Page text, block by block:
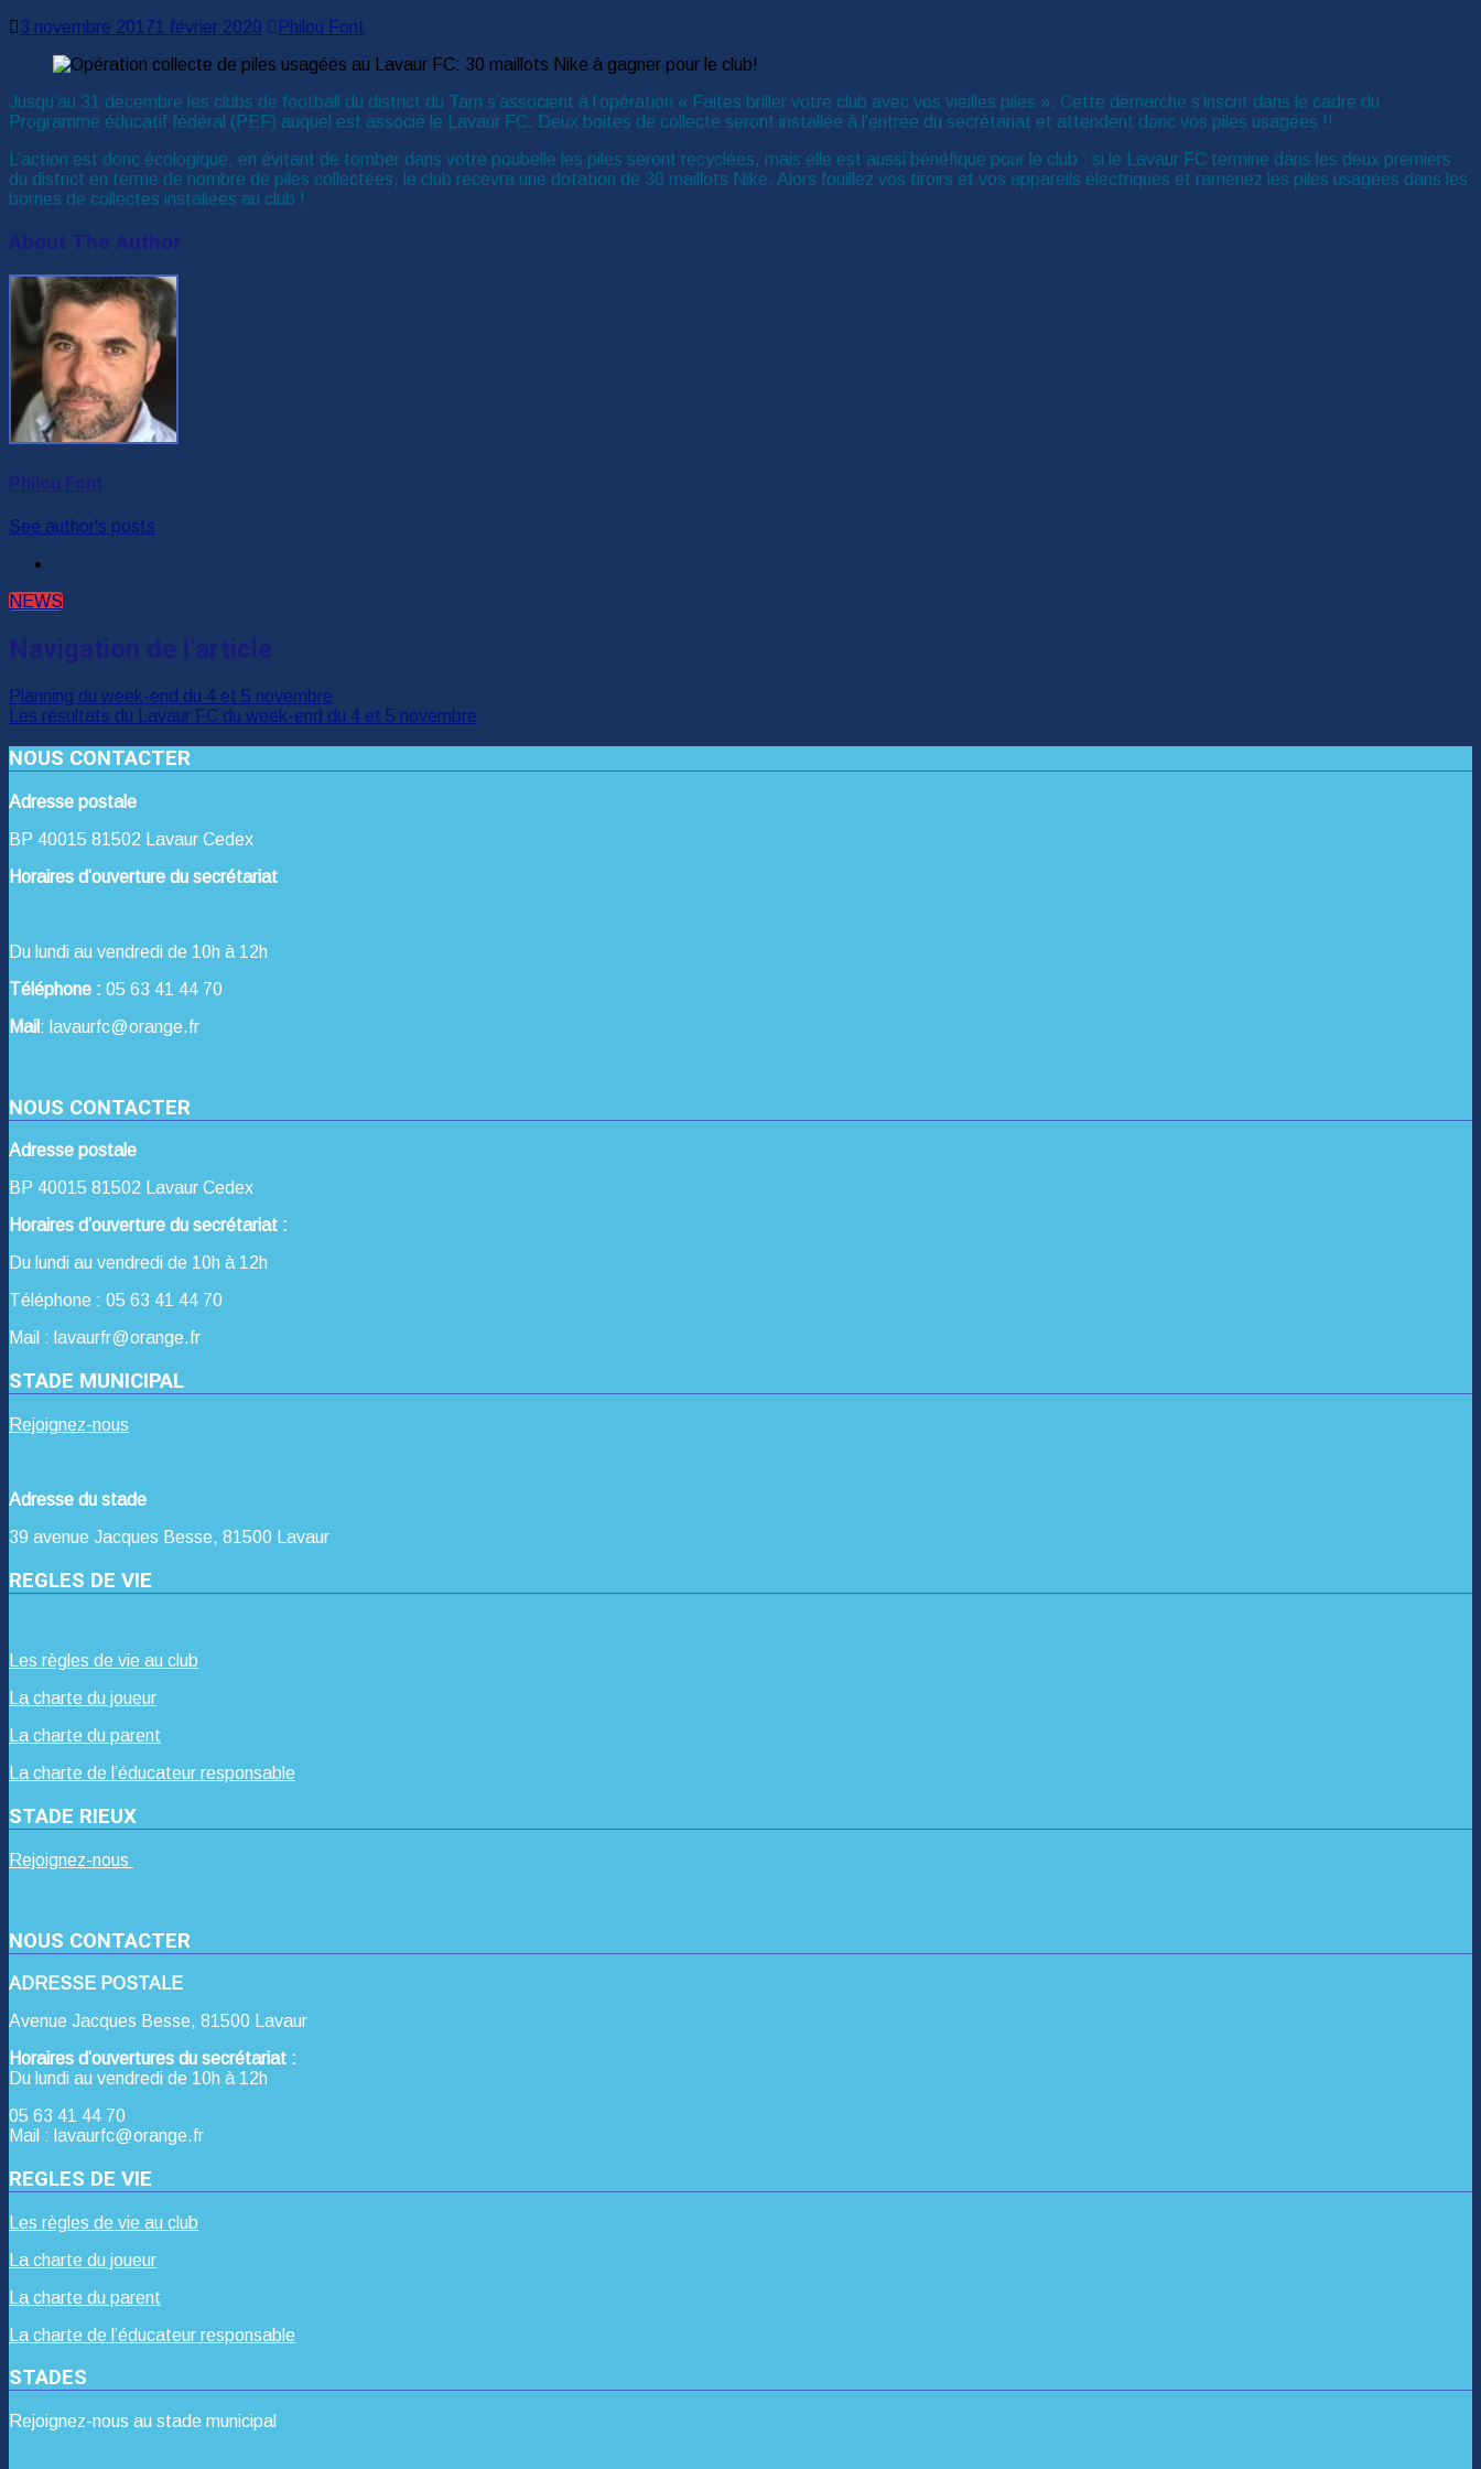
3 novembre 20171 février 2020 Philou Font
Jusqu’au 31 décembre les clubs de football du district du Tarn s’associent à l’opération « Faites briller votre club avec vos vieilles piles ». Cette démarche s’inscrit dans le cadre du
Programme éducatif fédéral (PEF) auquel est associé le Lavaur FC. Deux boites de collecte seront installée à l’entrée du secrétariat et attendent donc vos piles usagées !!
L’action est donc écologique, en évitant de tomber dans votre poubelle les piles seront recyclées, mais elle est aussi bénéfique pour le club : si le Lavaur FC termine dans les deux premiers
du district en terme de nombre de piles collectées, le club recevra une dotation de 30 maillots Nike. Alors fouillez vos tiroirs et vos appareils électriques et ramenez les piles usagées dans les
bornes de collectes installées au club !
About The Author
Philou Font
See author's posts
NEWS
Navigation de l’article
Planning du week-end du 4 et 5 novembre
Les résultats du Lavaur FC du week-end du 4 et 5 novembre
NOUS CONTACTER
Adresse postale
BP 40015 81502 Lavaur Cedex
Horaires d’ouverture du secrétariat
Du lundi au vendredi de 10h à 12h
Téléphone : 05 63 41 44 70
Mail : lavaurfc@orange.fr
NOUS CONTACTER
Adresse postale
BP 40015 81502 Lavaur Cedex
Horaires d’ouverture du secrétariat :
Du lundi au vendredi de 10h à 12h
Téléphone : 05 63 41 44 70
Mail : lavaurfr@orange.fr
STADE MUNICIPAL
Rejoignez-nous
Adresse du stade
39 avenue Jacques Besse, 81500 Lavaur
REGLES DE VIE
Les règles de vie au club
La charte du joueur
La charte du parent
La charte de l’éducateur responsable
STADE RIEUX
Rejoignez-nous
NOUS CONTACTER
ADRESSE POSTALE
Avenue Jacques Besse, 81500 Lavaur
Horaires d’ouvertures du secrétariat :
Du lundi au vendredi de 10h à 12h
05 63 41 44 70
Mail : lavaurfc@orange.fr
REGLES DE VIE
Les règles de vie au club
La charte du joueur
La charte du parent
La charte de l’éducateur responsable
STADES
Rejoignez-nous au stade municipal